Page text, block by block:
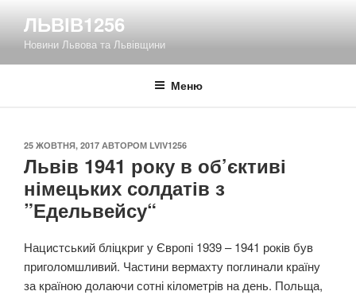
вмісту
ЛЬВІВ1256
Новини Львова та Львівщини
Меню
ОПУБЛІКОВАНО
25 ЖОВТНЯ, 2017 АВТОРОМ LVIV1256
Львів 1941 року в об’єктиві
німецьких солдатів з
”Едельвейсу“
Нацистський бліцкриг у Європі 1939 – 1941 років був
приголомшливий. Частини вермахту поглинали країну
за країною долаючи сотні кілометрів на день. Польща,